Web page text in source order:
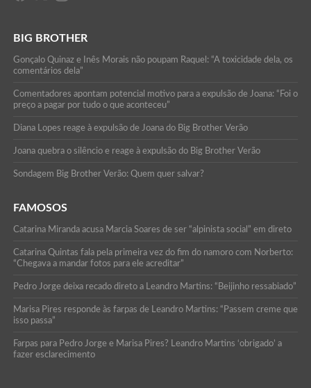
BIG BROTHER
Gonçalo Quinaz e Inês Morais não poupam Raquel: “A toxicidade dela, os
comentários dela”
Comentadores apontam potencial motivo para a expulsão de Joana: “Foi o
preço a pagar por tudo o que aconteceu”
Diana Lopes reage à expulsão de Joana do Big Brother Verão
Joana quebra o silêncio e reage à expulsão do Big Brother Verão
Sondagem Big Brother Verão: Quem quer salvar?
FAMOSOS
Catarina Miranda acusa Marcia Soares de ser “alpinista social” em direto
Catarina Quintas fala pela primeira vez do fim do namoro com Norberto:
“Chegava a mandar fotos para ele acreditar”
Pedro Jorge deixa recado direto a Leandro Martins: “Beijinho ressabiado”
Marisa Pires responde às farpas de Leandro Martins: “Passem creme que
isso passa”
Farpas para Pedro Jorge e Marisa Pires? Leandro Martins ‘obrigado’ a
fazer esclarecimento